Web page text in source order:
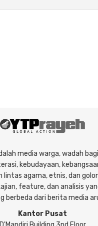
media warga, wadah
kebudayaan,
lintas agama, etnis, dan
feature, dan analisis
berbeda dari berita media
Kantor Pusat